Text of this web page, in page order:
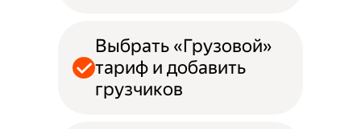
Выбрать «Грузовой»
тариф и добавить
грузчиков